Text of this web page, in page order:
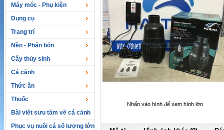
Máy móc - Phụ kiện
Dụng cụ
Trang trí
Nền - Phân bón
Cây thủy sinh
Cá cảnh
Thức ăn
Thuốc
Bài viết sưu tầm về cá cảnh
Phục vụ nuôi cá số lượng lớn
Nhấn vào hình để xem hình lớn